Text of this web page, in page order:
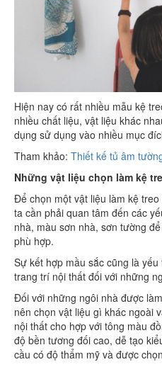
Hiện nay có rất nhiều mẫu kệ
nhiều chất liệu, vật liệu khác
dụng sử dụng vào nhiều mục
Tham khảo: Thiết kế tủ âm
Những vật liệu chọn làm kệ
Để chọn một vật liệu làm kệ
ta cần phải quan tâm đến các
nhà, màu sơn nhà, sơn tường
phù hợp.
Sự kết hợp mầu sắc cũng là
trang trí nội thất đối với những
Đối với những ngôi nhà được
nên chọn vật liệu gì khác ngoài
nội thất cho hợp với tông màu
độ bền tương đối cao, dễ tạo
cầu có độ thẩm mỹ và được